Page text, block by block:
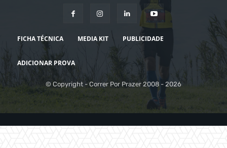
FICHA TÉCNICA MEDIA KIT PUBLICIDADE
ADICIONAR PROVA
© Copyright - Correr Por Prazer 2008 - 2026